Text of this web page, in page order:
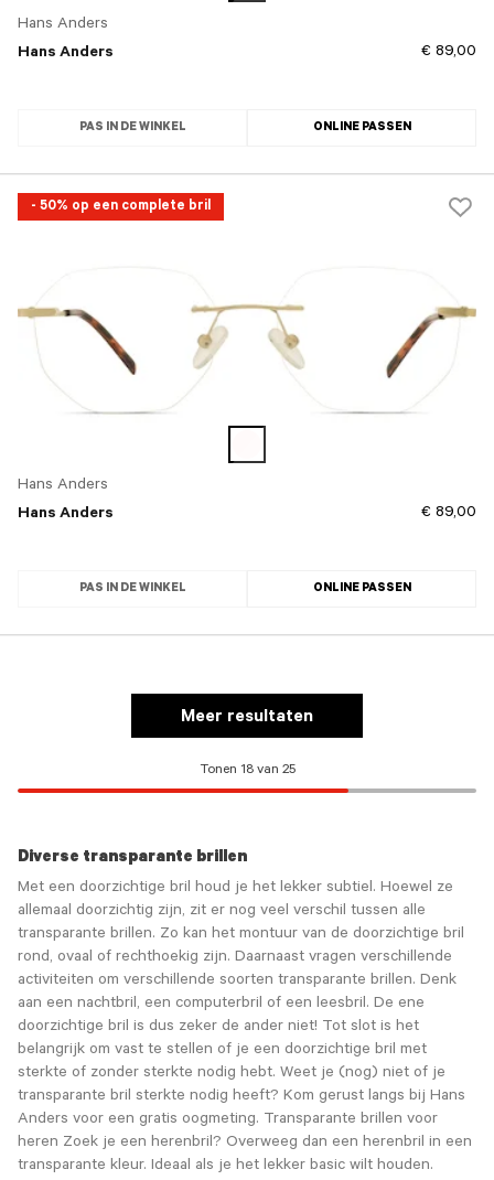
Hans Anders
Hans Anders
€ 89,00
PAS IN DE WINKEL ONLINE PASSEN
- 50% op een complete bril
Hans Anders
Hans Anders
€ 89,00
PAS IN DE WINKEL ONLINE PASSEN
Meer resultaten
Tonen 18 van 25
Diverse transparante brillen
Met een doorzichtige bril houd je het lekker subtiel. Hoewel ze
allemaal doorzichtig zijn, zit er nog veel verschil tussen alle
transparante brillen. Zo kan het montuur van de doorzichtige bril
rond, ovaal of rechthoekig zijn. Daarnaast vragen verschillende
activiteiten om verschillende soorten transparante brillen. Denk
aan een nachtbril, een computerbril of een leesbril. De ene
doorzichtige bril is dus zeker de ander niet! Tot slot is het
belangrijk om vast te stellen of je een doorzichtige bril met
sterkte of zonder sterkte nodig hebt. Weet je (nog) niet of je
transparante bril sterkte nodig heeft? Kom gerust langs bij Hans
Anders voor een gratis oogmeting. Transparante brillen voor
heren Zoek je een herenbril? Overweeg dan een herenbril in een
transparante kleur. Ideaal als je het lekker basic wilt houden.